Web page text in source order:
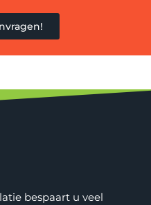
bespaart u veel